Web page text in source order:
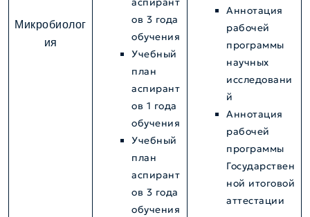
Микробиолог
ия
ов 3 года
обучения
Учебный
план
аспирант
ов 1 года
обучения
Учебный
план
аспирант
ов 3 года
обучения
Аннотация
рабочей
программы
научных
исследовани
й
Аннотация
рабочей
программы
Государствен
ной итоговой
аттестации